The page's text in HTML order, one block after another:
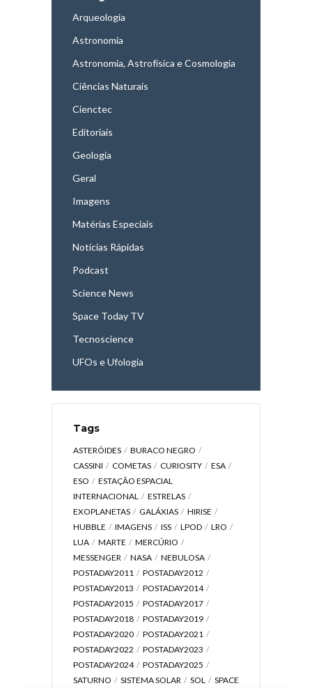
Arqueologia
Astronomia
Astronomia, Astrofísica e Cosmologia
Ciências Naturais
Cienctec
Editoriais
Geologia
Geral
Imagens
Matérias Especiais
Notícias Rápidas
Podcast
Science News
Space Today TV
Tecnoscience
UFOs e Ufologia
Tags
ASTERÓIDES
BURACO NEGRO
CASSINI
COMETAS CURIOSITY
ESA
ESO
ESTAÇÃO ESPACIAL
INTERNACIONAL
ESTRELAS
EXOPLANETAS
GALÁXIAS
HIRISE
HUBBLE
IMAGENS ISS LPOD
LRO
LUA
MARTE
MERCÚRIO
MESSENGER
NASA
NEBULOSA
POSTADAY2011
POSTADAY2012
POSTADAY2013
POSTADAY2014
POSTADAY2015
POSTADAY2017
POSTADAY2018
POSTADAY2019
POSTADAY2020
POSTADAY2021
POSTADAY2022
POSTADAY2023
POSTADAY2024
POSTADAY2025
SATURNO
SISTEMA SOLAR SOL SPACE